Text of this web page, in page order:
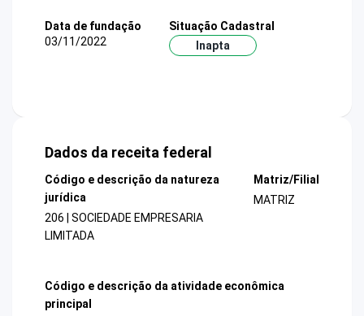
Data de fundação
03/11/2022
Situação Cadastral
Inapta
Dados da receita federal
Código e descrição da natureza
jurídica
206 | SOCIEDADE EMPRESARIA
LIMITADA
Matriz/Filial
MATRIZ
Código e descrição da atividade econômica
principal